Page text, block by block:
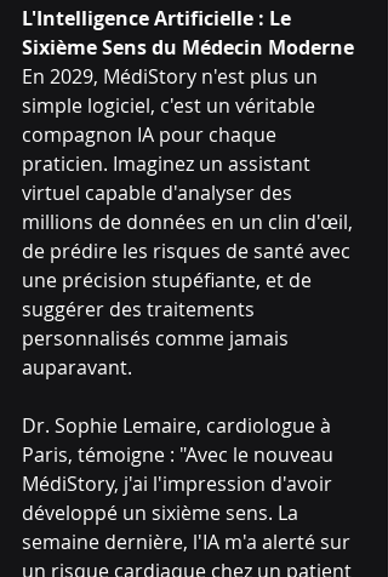
L'Intelligence Artificielle : Le
Sixième Sens du Médecin Moderne
En 2029, MédiStory n'est plus un
simple logiciel, c'est un véritable
compagnon IA pour chaque
praticien. Imaginez un assistant
virtuel capable d'analyser des
millions de données en un clin d'œil,
de prédire les risques de santé avec
une précision stupéfiante, et de
suggérer des traitements
personnalisés comme jamais
auparavant.
Dr. Sophie Lemaire, cardiologue à
Paris, témoigne : "Avec le nouveau
MédiStory, j'ai l'impression d'avoir
développé un sixième sens. La
semaine dernière, l'IA m'a alerté sur
un risque cardiaque chez un patient